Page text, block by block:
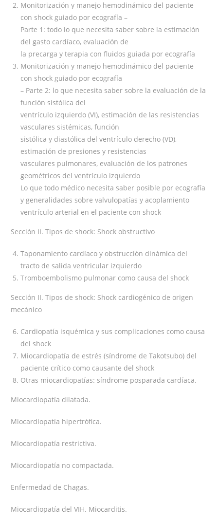
Monitorización y manejo hemodinámico del paciente
con shock guiado por ecografía –
Parte 1: todo lo que necesita saber sobre la estimación
del gasto cardíaco, evaluación de
la precarga y terapia con fluidos guiada por ecografía
Monitorización y manejo hemodinámico del paciente
con shock guiado por ecografía
– Parte 2: lo que necesita saber sobre la evaluación de la
función sistólica del
ventrículo izquierdo (VI), estimación de las resistencias
vasculares sistémicas, función
sistólica y diastólica del ventrículo derecho (VD),
estimación de presiones y resistencias
vasculares pulmonares, evaluación de los patrones
geométricos del ventrículo izquierdo
Lo que todo médico necesita saber posible por ecografía
y generalidades sobre valvulopatías y acoplamiento
ventrículo arterial en el paciente con shock
Sección II. Tipos de shock: Shock obstructivo
Taponamiento cardíaco y obstrucción dinámica del
tracto de salida ventricular izquierdo
Tromboembolismo pulmonar como causa del shock
Sección II. Tipos de shock: Shock cardiogénico de origen
mecánico
Cardiopatía isquémica y sus complicaciones como causa
del shock
Miocardiopatía de estrés (síndrome de Takotsubo) del
paciente crítico como causante del shock
Otras miocardiopatías: síndrome posparada cardíaca.
Miocardiopatía dilatada.
Miocardiopatía hipertrófica.
Miocardiopatía restrictiva.
Miocardiopatía no compactada.
Enfermedad de Chagas.
Miocardiopatía del VIH. Miocarditis.